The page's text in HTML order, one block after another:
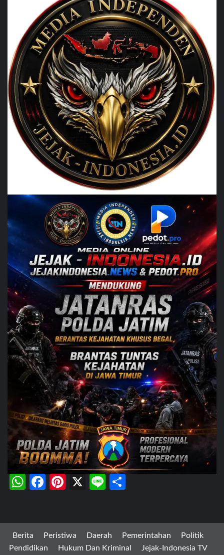
WhatsApp
Facebook
Pinterest
X Line
Berita Peristiwa Daerah Pemerintahan
Politik
Pendidikan
Hukum Dan Kriminal Jejak-Indonesia TV